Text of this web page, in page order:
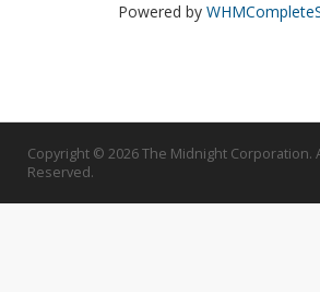
Powered by
Copyright © 2026 The Midnight Corporation.
Reserved.